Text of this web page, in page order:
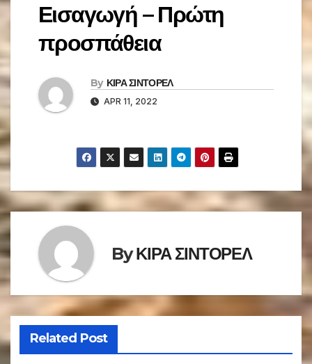
Εισαγωγή – Πρώτη
προσπάθεια
By ΚΙΡΑ ΣΙΝΤΟΡΕΛ
APR 11, 2022
ByΚΙΡΑ ΣΙΝΤΟΡΕΛ
Related Post